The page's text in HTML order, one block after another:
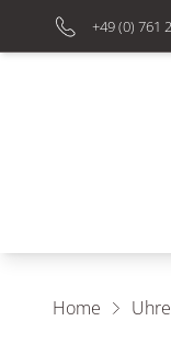
+49 (0) 761
Home